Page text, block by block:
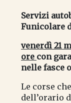
Servizi
Funicolare
venerdì 21
ore con
nelle fasce
Le corse
dell’orario